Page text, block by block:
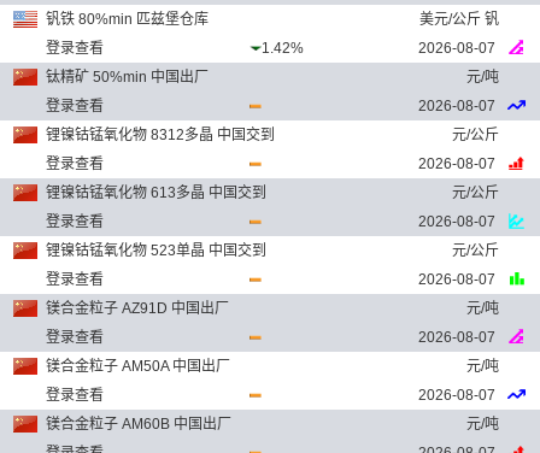
钒铁 80%min 匹兹堡仓库
美元/公斤 钒
登录查看
1.42%
2026-08-07
钛精矿 50%min 中国出厂
元/吨
登录查看
2026-08-07
锂镍钴锰氧化物 8312多晶 中国交到
元/公斤
登录查看
2026-08-07
锂镍钴锰氧化物 613多晶 中国交到
元/公斤
登录查看
2026-08-07
锂镍钴锰氧化物 523单晶 中国交到
元/公斤
登录查看
2026-08-07
镁合金粒子 AZ91D 中国出厂
元/吨
登录查看
2026-08-07
镁合金粒子 AM50A 中国出厂
元/吨
登录查看
2026-08-07
镁合金粒子 AM60B 中国出厂
元/吨